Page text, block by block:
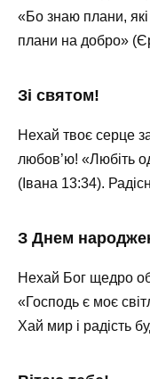
«Бо знаю плани,
плани на добро»
Зі святом!
Нехай твоє серце
любов’ю! «Любіть
(Івана 13:34).
З Днем
Нехай Бог щедро
«Господь є моє
Хай мир і радість